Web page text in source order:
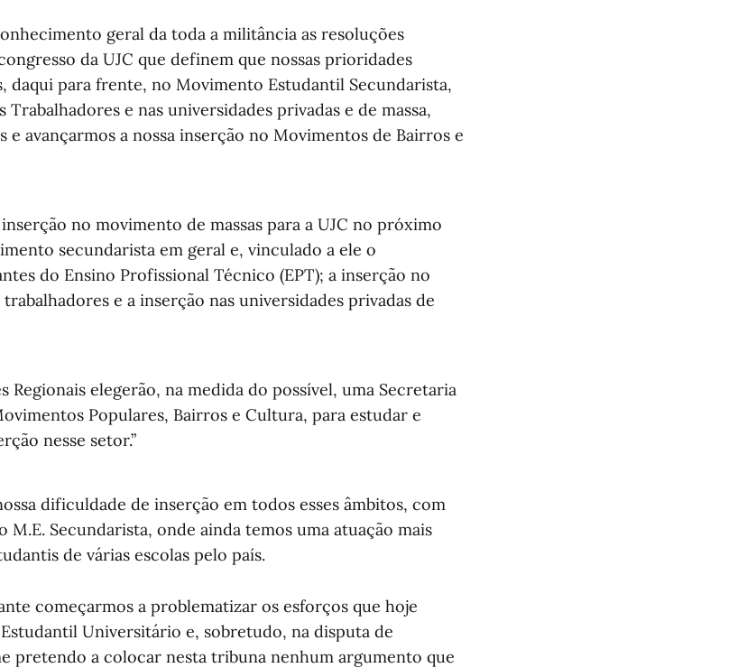
geral da toda a militância as resoluções
da UJC que definem que nossas prioridades
daqui para frente, no Movimento Estudantil Secundarista,
e nas universidades privadas e de massa,
e avançarmos a nossa inserção no Movimentos de Bairros e
inserção no movimento de massas para a UJC no próximo
secundarista em geral e, vinculado a ele o
do Ensino Profissional Técnico (EPT); a inserção no
e a inserção nas universidades privadas de
Regionais elegerão, na medida do possível, uma Secretaria
Populares, Bairros e Cultura, para estudar e
nesse setor.”
dificuldade de inserção em todos esses âmbitos, com
M.E. Secundarista, onde ainda temos uma atuação mais
de várias escolas pelo país.
começarmos a problematizar os esforços que hoje
Universitário e, sobretudo, na disputa de
pretendo a colocar nesta tribuna nenhum argumento que